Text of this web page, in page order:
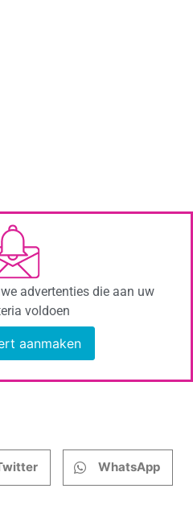
advertenties die aan uw
voldoen
aanmaken
WhatsApp